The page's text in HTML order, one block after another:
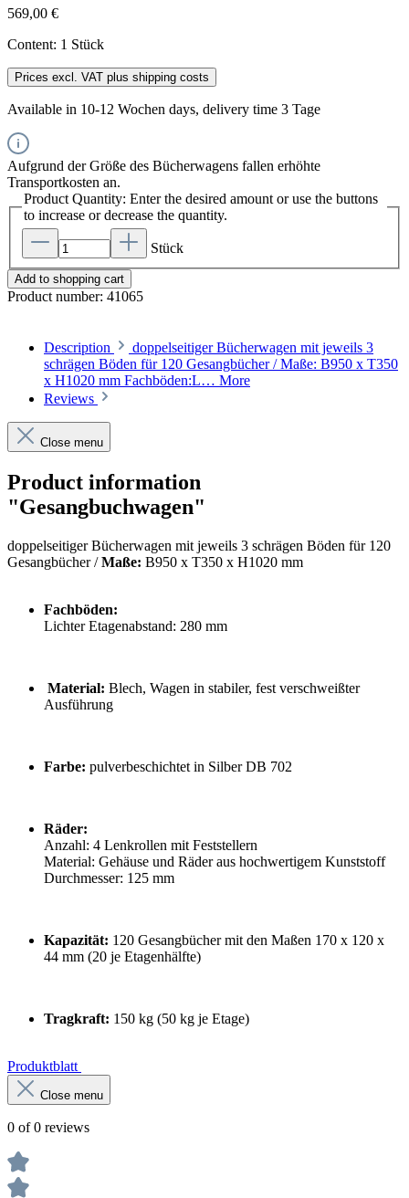
569,00 €
Content: 1 Stück
Prices excl. VAT plus shipping costs
Available in 10-12 Wochen days, delivery time 3 Tage
Aufgrund der Größe des Bücherwagens fallen erhöhte
Transportkosten an.
Product Quantity: Enter the desired amount or use the buttons
to increase or decrease the quantity.
Stück
Add to shopping cart
Product number: 41065
Description
doppelseitiger Bücherwagen mit jeweils 3
schrägen Böden für 120 Gesangbücher / Maße: B950 x T350
x H1020 mm Fachböden:L… More
Reviews
Close menu
Product information
"Gesangbuchwagen"
doppelseitiger Bücherwagen mit jeweils 3 schrägen Böden für 120
Gesangbücher /Maße: B950 x T350 x H1020 mm
Fachböden:
Lichter Etagenabstand: 280 mm
Material: Blech, Wagen in stabiler, fest verschweißter
Ausführung
Farbe: pulverbeschichtet in Silber DB 702
Räder:
Anzahl: 4 Lenkrollen mit Feststellern
Material: Gehäuse und Räder aus hochwertigem Kunststoff
Durchmesser: 125 mm
Kapazität: 120 Gesangbücher mit den Maßen 170 x 120 x
44 mm (20 je Etagenhälfte)
Tragkraft: 150 kg (50 kg je Etage)
Produktblatt
Close menu
0 of 0 reviews